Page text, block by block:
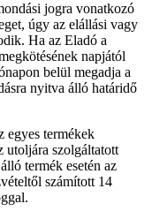
jogra vonatkozó
úgy az elállási vagy
Ha az Eladó a
napjától
belül megadja a
nyitva álló határidő
egyes termékek
utoljára szolgáltatott
termék esetén az
számított 14